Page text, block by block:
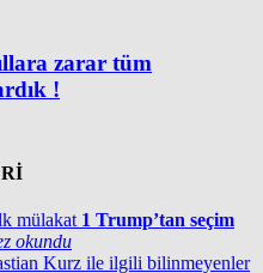
zarar tüm
!
1 Trump’tan seçim
okundu